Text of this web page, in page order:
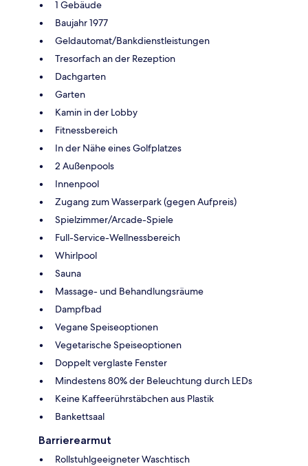
1 Gebäude
Baujahr 1977
Geldautomat/Bankdienstleistungen
Tresorfach an der Rezeption
Dachgarten
Garten
Kamin in der Lobby
Fitnessbereich
In der Nähe eines Golfplatzes
2 Außenpools
Innenpool
Zugang zum Wasserpark (gegen Aufpreis)
Spielzimmer/Arcade-Spiele
Full-Service-Wellnessbereich
Whirlpool
Sauna
Massage- und Behandlungsräume
Dampfbad
Vegane Speiseoptionen
Vegetarische Speiseoptionen
Doppelt verglaste Fenster
Mindestens 80% der Beleuchtung durch LEDs
Keine Kaffeerührstäbchen aus Plastik
Bankettsaal
Barrierearmut
Rollstuhlgeeigneter Waschtisch